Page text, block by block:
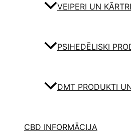
VEIPERI UN
PSIHEDĒLISKI
DMT PRODUKTI
CBD INFORMĀCIJA